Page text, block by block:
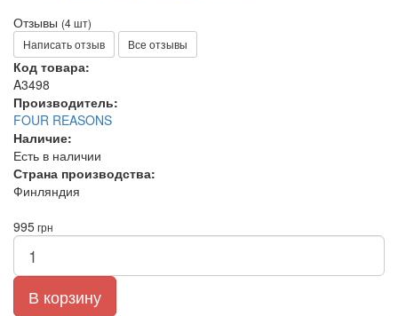
Отзывы (4 шт)
Написать отзыв
Все отзывы
Код товара:
A3498
Производитель:
FOUR REASONS
Наличие:
Есть в наличии
Страна производства:
Финляндия
995грн
В корзину